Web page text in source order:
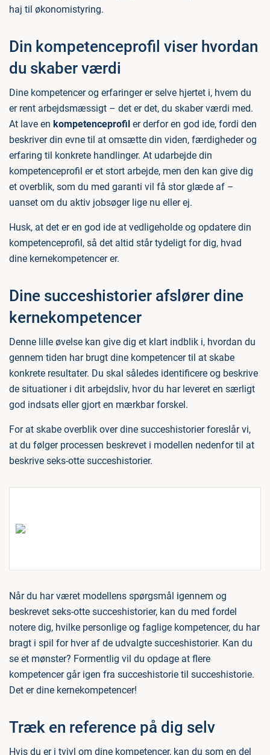
haj til økonomistyring.
Din kompetenceprofil viser hvordan
du skaber værdi
Dine kompetencer og erfaringer er selve hjertet i, hvem du
er rent arbejdsmæssigt – det er det, du skaber værdi med.
At lave en kompetenceprofil er derfor en god ide, fordi den
beskriver din evne til at omsætte din viden, færdigheder og
erfaring til konkrete handlinger. At udarbejde din
kompetenceprofil er et stort arbejde, men den kan give dig
et overblik, som du med garanti vil få stor glæde af –
uanset om du aktiv jobsøger lige nu eller ej.
Husk, at det er en god ide at vedligeholde og opdatere din
kompetenceprofil, så det altid står tydeligt for dig, hvad
dine kernekompetencer er.
Dine succeshistorier afslører dine
kernekompetencer
Denne lille øvelse kan give dig et klart indblik i, hvordan du
gennem tiden har brugt dine kompetencer til at skabe
konkrete resultater. Du skal således identificere og beskrive
de situationer i dit arbejdsliv, hvor du har leveret en særligt
god indsats eller gjort en mærkbar forskel.
For at skabe overblik over dine succeshistorier foreslår vi,
at du følger processen beskrevet i modellen nedenfor til at
beskrive seks-otte succeshistorier.
Når du har været modellens spørgsmål igennem og
beskrevet seks-otte succeshistorier, kan du med fordel
notere dig, hvilke personlige og faglige kompetencer, du har
bragt i spil for hver af de udvalgte succeshistorier. Kan du
se et mønster? Formentlig vil du opdage at flere
kompetencer går igen fra succeshistorie til succeshistorie.
Det er dine kernekompetencer!
Træk en reference på dig selv
Hvis du er i tvivl om dine kompetencer, kan du som en del